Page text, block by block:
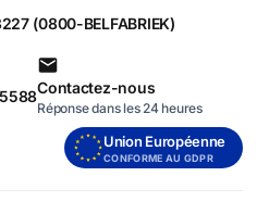
(0800-BELFABRIEK)
Contactez-nous
Réponse dans les 24 heures
Union Européenne
CONFORME AU GDPR